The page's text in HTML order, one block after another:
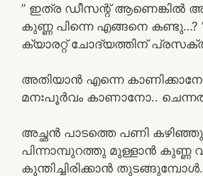
” ഇത്ര ഡീസന്റ് ആണെങ്കിൽ
കുണ്ണ പിന്നെ എങ്ങനെ കണ്ടു…?
ക്യാരറ്റ് ചോദ്യത്തിന്
അതിയാൻ എന്നെ
മനഃപൂർവം കാണാനോ..
അച്ഛൻ പാടത്തെ പണി കഴിഞ്ഞു
പിന്നാമ്പുറത്തു മുള്ളാൻ കുണ്ണ
കുന്തിച്ചിരിക്കാൻ